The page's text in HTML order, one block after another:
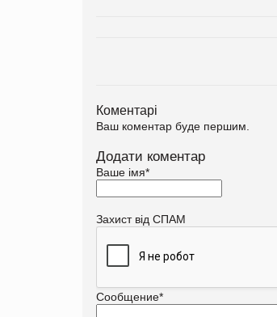
Коментарі
Ваш коментар буде першим.
Додати коментар
Ваше імя*
Захист від СПАМ
Сообщение*